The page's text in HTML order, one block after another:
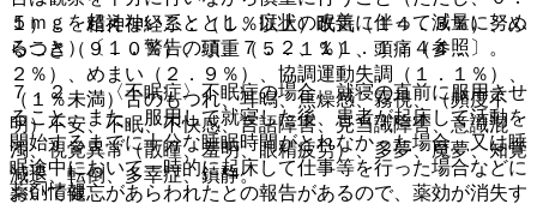
１）． 精神神経系：（１％以上）眠気（１４．３％）、ふ
らつき（９．０％）、頭重（５．１％）、頭痛（４．
２％）、めまい（２．９％）、協調運動失調（１．１％）、
（１％未満）舌のもつれ、耳鳴、焦燥感、霧視、（頻度不
明）不安、不眠、不快感、言語障害、見当識障害、意識混
濁、視覚異常（散瞳、羞明、眼精疲労）、多夢、魔夢、知覚
減退、転倒、多幸症、鎮静。
５ｍｇを超えないこととし、症状の改善に伴って減量に努め
ること）〔１．警告の項、７．２、１１．１．４参照〕。
７．２． 〈不眠症〉不眠症の場合、就寝の直前に服用させ
ること。また、服用して就寝した後、患者が起床して活動を
開始するまでに十分な睡眠時間がとれなかった場合、又は睡
眠途中において一時的に起床して仕事等を行った場合などに
おいて健忘があらわれたとの報告があるので、薬効が消失す
薬剤情報